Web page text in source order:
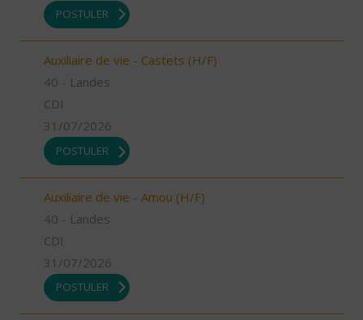
POSTULER
Auxiliaire de vie - Castets (H/F)
40 - Landes
CDI
31/07/2026
POSTULER
Auxiliaire de vie - Amou (H/F)
40 - Landes
CDI
31/07/2026
POSTULER